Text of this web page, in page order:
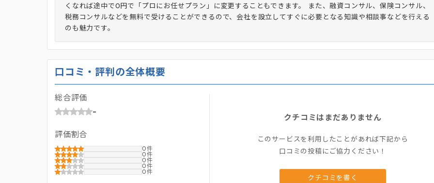
くなれば途中で0円で「プロにお任せプラン」に変更することもできます。 また、融資コンサル、保険コンサル、
税務コンサルなどを無料で受けることができるので、会社を設立してすぐに必要となる知識や相談事などを行える
のも魅力です。
口コミ・評判の全体概要
総合評価
-
評価割合
0
0
0
0
0
クチコミはまだありません
このサービスを利用したことがあれば下記から
口コミの投稿にご協力ください！
クチコミを書く